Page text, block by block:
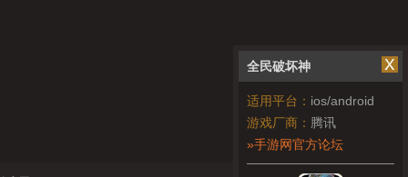
全民破坏神
适用平台： ios/android
游戏厂商： 腾讯
»手游网官方论坛